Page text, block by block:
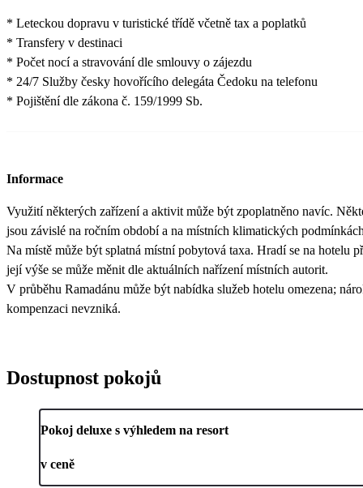
* Leteckou dopravu v turistické třídě včetně tax a poplatků
* Transfery v destinaci
* Počet nocí a stravování dle smlouvy o zájezdu
* 24/7 Služby česky hovořícího delegáta Čedoku na telefonu
* Pojištění dle zákona č. 159/1999 Sb.
Informace
Využití některých zařízení a aktivit může být zpoplatněno navíc.
jsou závislé na ročním období a na místních klimatických
Na místě může být splatná místní pobytová taxa. Hradí se na hotelu
její výše se může měnit dle aktuálních nařízení místních autorit.
V průběhu Ramadánu může být nabídka služeb hotelu omezena;
kompenzaci nevzniká.
Dostupnost pokojů
Pokoj deluxe s výhledem na resort
v ceně